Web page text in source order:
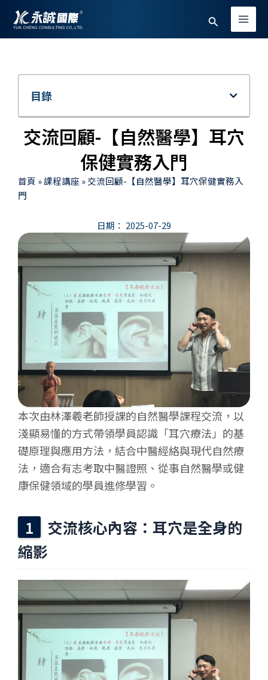
搜
尋
Main
目錄
交流回顧-【自然醫學】耳穴
保健實務入門
首頁 »課程講座 »交流回顧-【自然醫學】耳穴保健實務入
門
日期： 2025-07-29
本次由林澤羲老師授課的自然醫學課程交流，以
淺顯易懂的方式帶領學員認識「耳穴療法」的基
礎原理與應用方法，結合中醫經絡與現代自然療
法，適合有志考取中醫證照、從事自然醫學或健
康保健領域的學員進修學習。
交流核心內容：耳穴是全身的
縮影